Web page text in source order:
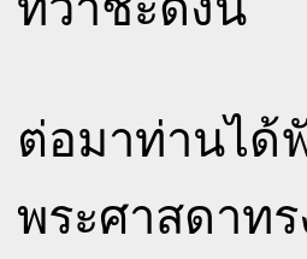
ต่อมาท่านได้
พระศาสดาท